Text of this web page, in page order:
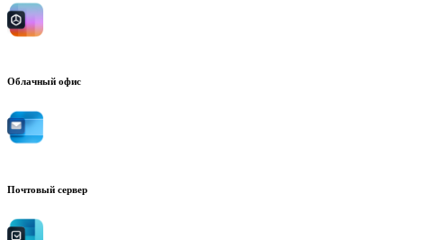
Облачный офис
Почтовый сервер